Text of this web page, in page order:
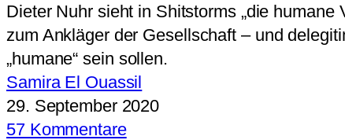
Dieter Nuhr sieht in Shitstorms „die
zum Ankläger der Gesellschaft – und
„humane“ sein sollen.
Samira El Ouassil
29. September 2020
57 Kommentare